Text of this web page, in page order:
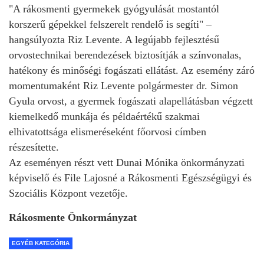
"A rákosmenti gyermekek gyógyulását mostantól
korszerű gépekkel felszerelt rendelő is segíti" –
hangsúlyozta Riz Levente. A legújabb fejlesztésű
orvostechnikai berendezések biztosítják a színvonalas,
hatékony és minőségi fogászati ellátást. Az esemény záró
momentumaként Riz Levente polgármester dr. Simon
Gyula orvost, a gyermek fogászati alapellátásban végzett
kiemelkedő munkája és példaértékű szakmai
elhivatottsága elismeréseként főorvosi címben
részesítette.
Az eseményen részt vett Dunai Mónika önkormányzati
képviselő és File Lajosné a Rákosmenti Egészségügyi és
Szociális Központ vezetője.
Rákosmente Önkormányzat
EGYÉB KATEGÓRIA